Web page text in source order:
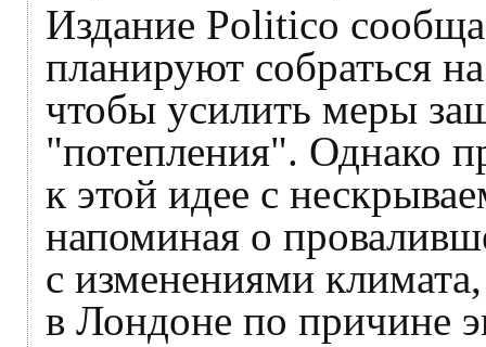
Издание Politico
планируют собраться
чтобы усилить меры
"потепления". Однако
к этой идее с
напоминая о
с изменениями
в Лондоне по причине